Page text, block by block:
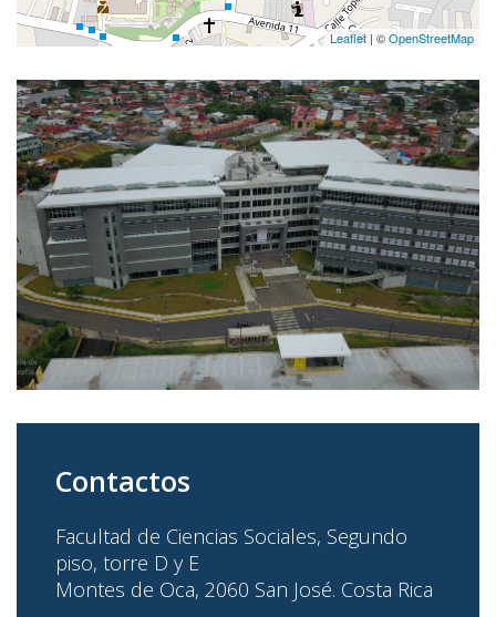
Leaflet | ©OpenStreetMap
Contactos
Facultad de Ciencias Sociales, Segundo
piso, torre D y E
Montes de Oca, 2060 San José. Costa Rica